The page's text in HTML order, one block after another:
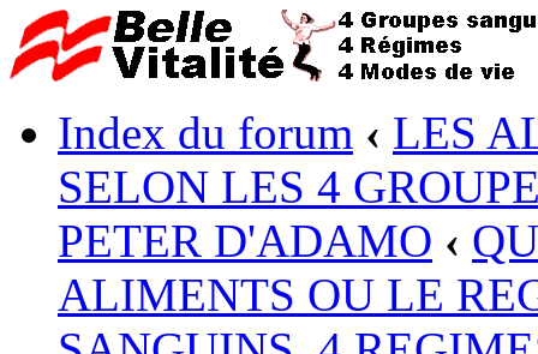
Index du forum ‹ LES
SELON LES 4
PETER D'ADAMO ‹
ALIMENTS OU LE